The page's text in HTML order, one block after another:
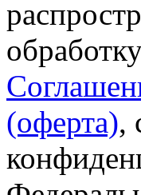
(оферта),